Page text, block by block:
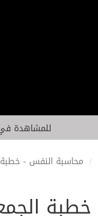
للمشاهدة
محاسبة النفس - خطبة